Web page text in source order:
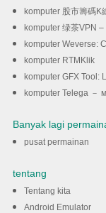
komputer 股市籌碼K
komputer 绿茶VPN
komputer Weverse:
komputer RTMKlik
komputer GFX Tool:
komputer Telega －
Banyak lagi
pusat permainan
tentang
Tentang kita
Android Emulator